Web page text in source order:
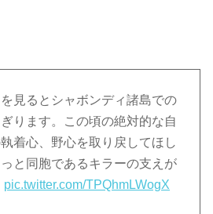
見るとシャボンディ諸島での
ります。この頃の絶対的な自
着心、野心を取り戻してほし
と同胞であるキラーの支えが
pic.twitter.com/TPQhmLWogX